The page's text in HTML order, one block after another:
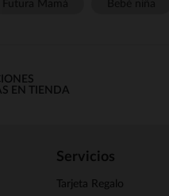
EN TIENDA
Servicios
Tarjeta Regalo